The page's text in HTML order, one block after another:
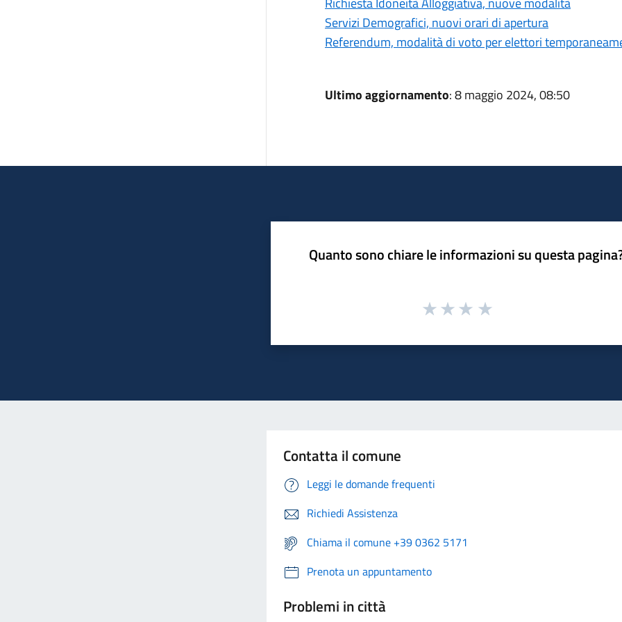
Servizi Demografici, nuovi orari di apertura
Referendum, modalità di voto per elettori
Ultimo aggiornamento: 8 maggio 2024, 08:50
Quanto sono chiare le informazioni su questa
Contatta il comune
Leggi le domande frequenti
Richiedi Assistenza
Chiama il comune +39 0362 5171
Prenota un appuntamento
Problemi in città